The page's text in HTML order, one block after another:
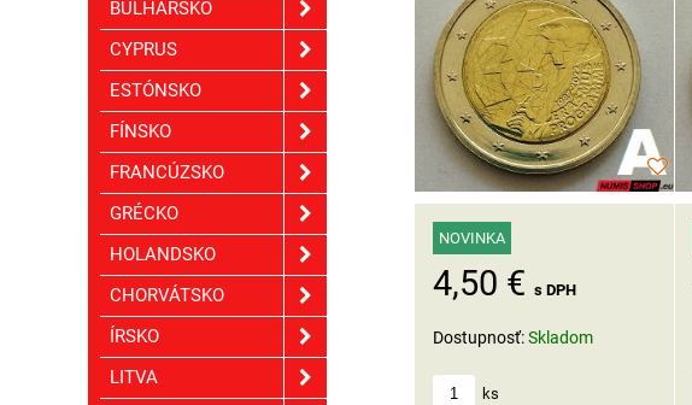
NOVINKA
4,50 € s DPH
Dostupnosť:Skladom
ks
BULHARSKO
CYPRUS
ESTÓNSKO
FÍNSKO
FRANCÚZSKO
GRÉCKO
HOLANDSKO
CHORVÁTSKO
ÍRSKO
LITVA